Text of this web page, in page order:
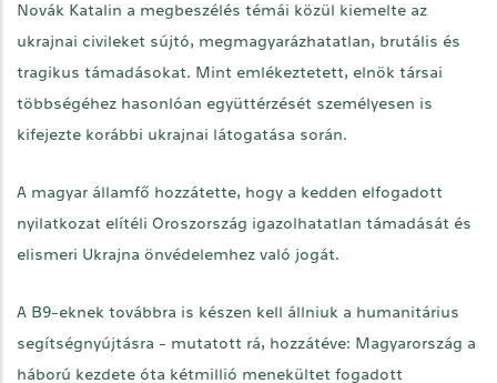
Novák Katalin a megbeszélés témái közül kiemelte az
ukrajnai civileket sújtó, megmagyarázhatatlan, brutális és
tragikus támadásokat. Mint emlékeztetett, elnök társai
többségéhez hasonlóan együttérzését személyesen is
kifejezte korábbi ukrajnai látogatása során.
A magyar államfő hozzátette, hogy a kedden elfogadott
nyilatkozat elítéli Oroszország igazolhatatlan támadását és
elismeri Ukrajna önvédelemhez való jogát.
A B9-eknek továbbra is készen kell állniuk a humanitárius
segítségnyújtásra - mutatott rá, hozzátéve: Magyarország a
háború kezdete óta kétmillió menekültet fogadott